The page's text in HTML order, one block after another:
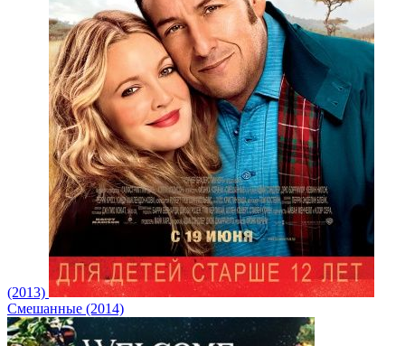
(2013)
Смешанные (2014)